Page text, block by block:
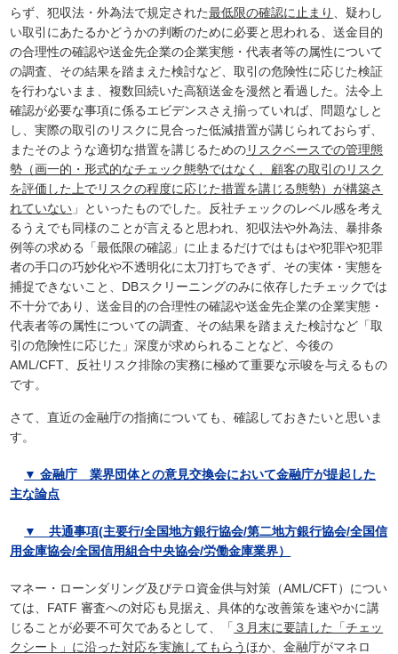
らず、犯収法・外為法で規定された最低限の確認に止まり
、疑わし
い取引にあたるかどうかの判断のために必要と思われる、送金目的
の合理性の確認や送金先企業の企業実態・代表者等の属性について
の調査、その結果を踏まえた検討など、取引の危険性に応じた検証
を行わないまま、複数回続いた高額送金を漫然と看過した。法令上
確認が必要な事項に係るエビデンスさえ揃っていれば、問題なしと
し、実際の取引のリスクに見合った低減措置が講じられておらず、
またそのような適切な措置を講じるためのリスクベースでの管理態
勢（画一的・形式的なチェック態勢ではなく、顧客の取引のリスク
を評価した上でリスクの程度に応じた措置を講じる態勢）が構築さ
れていない 」といったものでした。反社チェックのレベル感を考え
るうえでも同様のことが言えると思われ、犯収法や外為法、暴排条
例等の求める「最低限の確認」に止まるだけではもはや犯罪や犯罪
者の手口の巧妙化や不透明化に太刀打ちできず、その実体・実態を
捕捉できないこと、DBスクリーニングのみに依存したチェックでは
不十分であり、送金目的の合理性の確認や送金先企業の企業実態・
代表者等の属性についての調査、その結果を踏まえた検討など「取
引の危険性に応じた」深度が求められることなど、今後の
AML/CFT、反社リスク排除の実務に極めて重要な示唆を与えるもの
です。
さて、直近の金融庁の指摘についても、確認しておきたいと思いま
す。
▼ 金融庁 業界団体との意見交換会において金融庁が提起した
主な論点
▼ 共通事項(主要行/全国地方銀行協会/第二地方銀行協会/全国信
用金庫協会/全国信用組合中央協会/労働金庫業界）
マネー・ローンダリング及びテロ資金供与対策（AML/CFT）につい
ては、FATF 審査への対応も見据え、具体的な改善策を速やかに講
じることが必要不可欠であるとして、「 ３月末に要請した「チェッ
クシート」に沿った対応を実施してもらうほか、金融庁がマネロ